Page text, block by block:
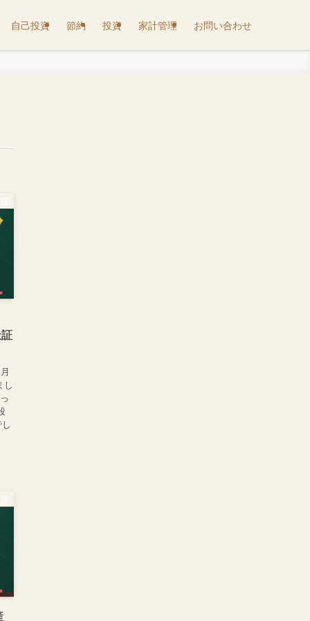
自己投資 節約 投資 家計管理 お問い合わせ
し